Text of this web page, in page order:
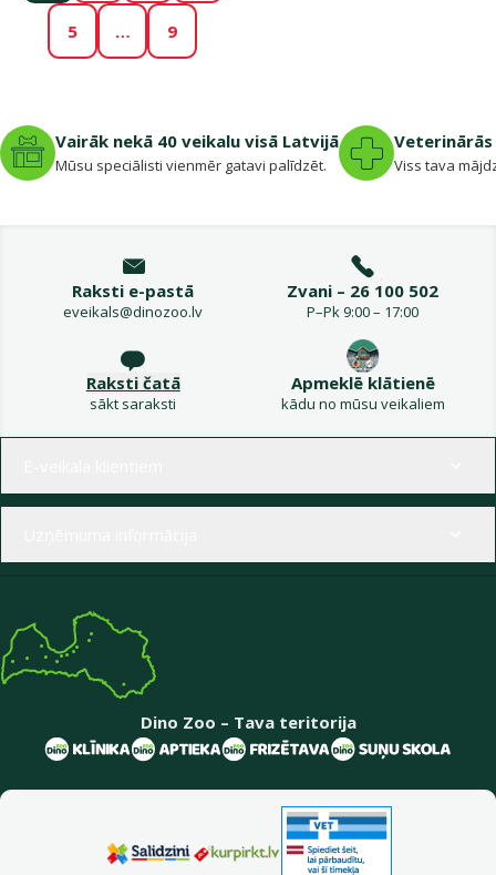
5 … 9
Vairāk nekā 40 veikalu visā Latvijā
Mūsu speciālisti vienmēr gatavi palīdzēt. Viss tava
Raksti e-pastā
eveikals@dinozoo.lv
Zvani – 26 100 502
P–Pk 9:00 – 17:00
Raksti čatā
sākt saraksti
Apmeklē klātienē
kādu no mūsu veikaliem
Dino Zoo – Tava teritorija